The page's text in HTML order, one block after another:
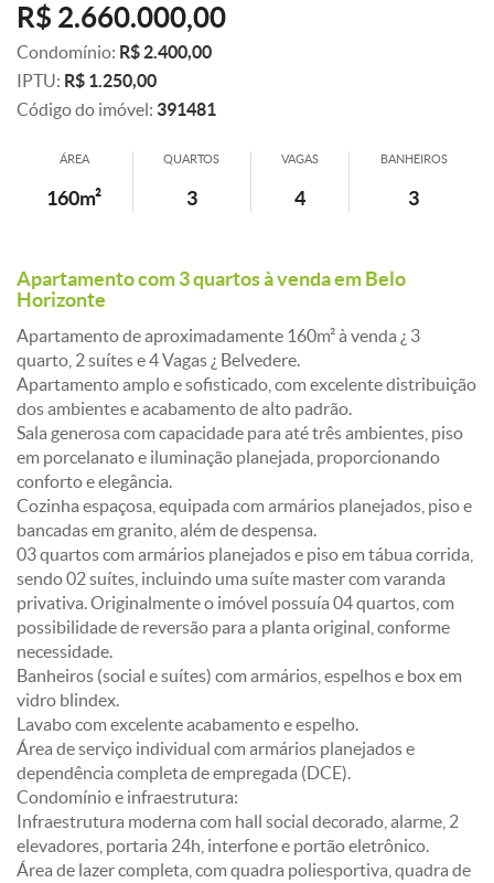
R$ 2.660.000,00
Condomínio: R$ 2.400,00
IPTU: R$ 1.250,00
Código do imóvel: 391481
ÁREA
160m²
QUARTOS
3
VAGAS
4
BANHEIROS
3
Apartamento com 3 quartos à venda em Belo
Horizonte
Apartamento de aproximadamente 160m² à venda ¿ 3
quarto, 2 suítes e 4 Vagas ¿ Belvedere.
Apartamento amplo e sofisticado, com excelente distribuição
dos ambientes e acabamento de alto padrão.
Sala generosa com capacidade para até três ambientes, piso
em porcelanato e iluminação planejada, proporcionando
conforto e elegância.
Cozinha espaçosa, equipada com armários planejados, piso e
bancadas em granito, além de despensa.
03 quartos com armários planejados e piso em tábua corrida,
sendo 02 suítes, incluindo uma suíte master com varanda
privativa. Originalmente o imóvel possuía 04 quartos, com
possibilidade de reversão para a planta original, conforme
necessidade.
Banheiros (social e suítes) com armários, espelhos e box em
vidro blindex.
Lavabo com excelente acabamento e espelho.
Área de serviço individual com armários planejados e
dependência completa de empregada (DCE).
Condomínio e infraestrutura:
Infraestrutura moderna com hall social decorado, alarme, 2
elevadores, portaria 24h, interfone e portão eletrônico.
Área de lazer completa, com quadra poliesportiva, quadra de